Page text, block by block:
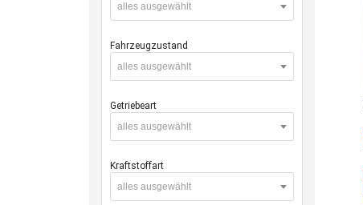
alles ausgewählt
Fahrzeugzustand
alles ausgewählt
Getriebeart
alles ausgewählt
Kraftstoffart
alles ausgewählt